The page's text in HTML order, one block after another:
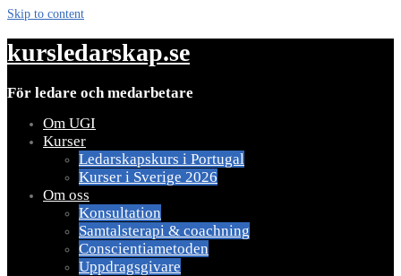
Skip to content
kursledarskap.se
För ledare och medarbetare
Om UGI
Kurser
Ledarskapskurs i Portugal
Kurser i Sverige 2026
Om oss
Konsultation
Samtalsterapi & coachning
Conscientiametoden
Uppdragsgivare